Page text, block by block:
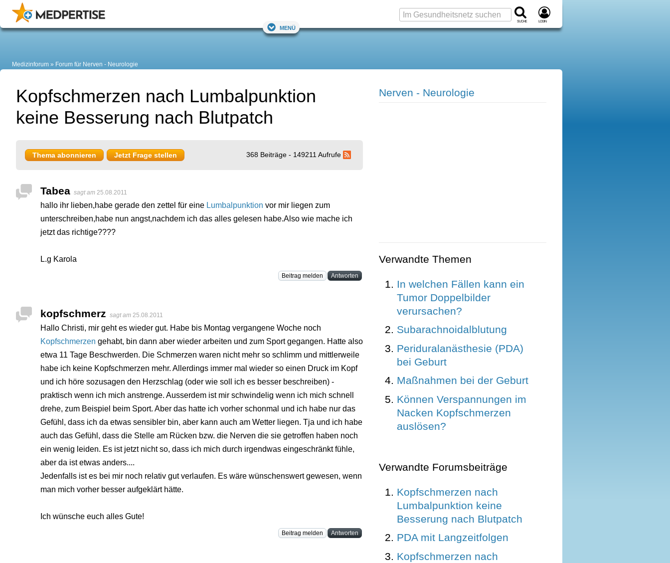
Suche Login
Menü
Medizinforum Forum für Nerven - Neurologie
Kopfschmerzen nach Lumbalpunktion
keine Besserung nach Blutpatch
Thema abonnieren Jetzt Frage stellen 368 Beiträge - 149211 Aufrufe
Tabea sagt am 25.08.2011
hallo ihr lieben,habe gerade den zettel für eine Lumbalpunktion vor mir liegen zum
unterschreiben,habe nun angst,nachdem ich das alles gelesen habe.Also wie mache ich
jetzt das richtige????
L.g Karola
Beitrag melden Antworten
kopfschmerz sagt am 25.08.2011
Hallo Christi, mir geht es wieder gut. Habe bis Montag vergangene Woche noch
Kopfschmerzen gehabt, bin dann aber wieder arbeiten und zum Sport gegangen. Hatte also
etwa 11 Tage Beschwerden. Die Schmerzen waren nicht mehr so schlimm und mittlerweile
habe ich keine Kopfschmerzen mehr. Allerdings immer mal wieder so einen Druck im Kopf
und ich höre sozusagen den Herzschlag (oder wie soll ich es besser beschreiben) -
praktisch wenn ich mich anstrenge. Ausserdem ist mir schwindelig wenn ich mich schnell
drehe, zum Beispiel beim Sport. Aber das hatte ich vorher schonmal und ich habe nur das
Gefühl, dass ich da etwas sensibler bin, aber kann auch am Wetter liegen. Tja und ich habe
auch das Gefühl, dass die Stelle am Rücken bzw. die Nerven die sie getroffen haben noch
ein wenig leiden. Es ist jetzt nicht so, dass ich mich durch irgendwas eingeschränkt fühle,
aber da ist etwas anders....
Jedenfalls ist es bei mir noch relativ gut verlaufen. Es wäre wünschenswert gewesen, wenn
man mich vorher besser aufgeklärt hätte.
Ich wünsche euch alles Gute!
Beitrag melden Antworten
Nerven - Neurologie
Verwandte Themen
In welchen Fällen kann ein
Tumor Doppelbilder
verursachen?
Subarachnoidalblutung
Periduralanästhesie (PDA)
bei Geburt
Maßnahmen bei der Geburt
Können Verspannungen im
Nacken Kopfschmerzen
auslösen?
Verwandte Forumsbeiträge
Kopfschmerzen nach
Lumbalpunktion keine
Besserung nach Blutpatch
PDA mit Langzeitfolgen
Kopfschmerzen nach